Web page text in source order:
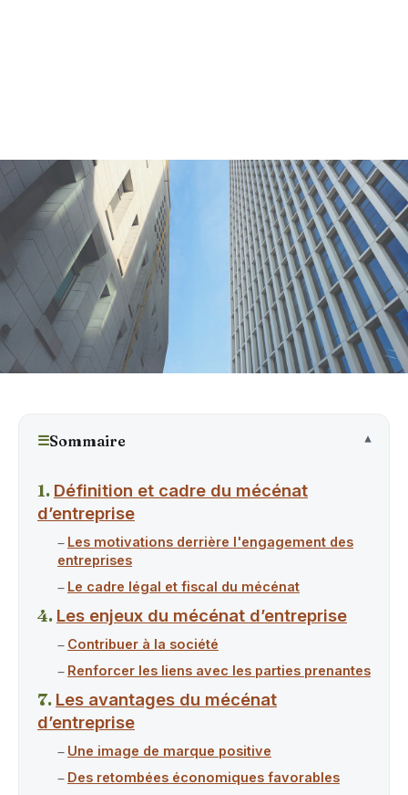
☰Sommaire
Définition et cadre du mécénat
d’entreprise
Les motivations derrière l'engagement des
entreprises
Le cadre légal et fiscal du mécénat
Les enjeux du mécénat d’entreprise
Contribuer à la société
Renforcer les liens avec les parties prenantes
Les avantages du mécénat
d’entreprise
Une image de marque positive
Des retombées économiques favorables